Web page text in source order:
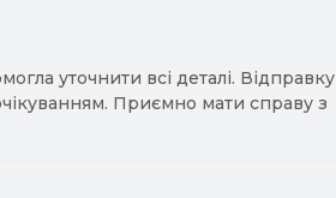
уточнити всі деталі. Відправку
Приємно мати справу з